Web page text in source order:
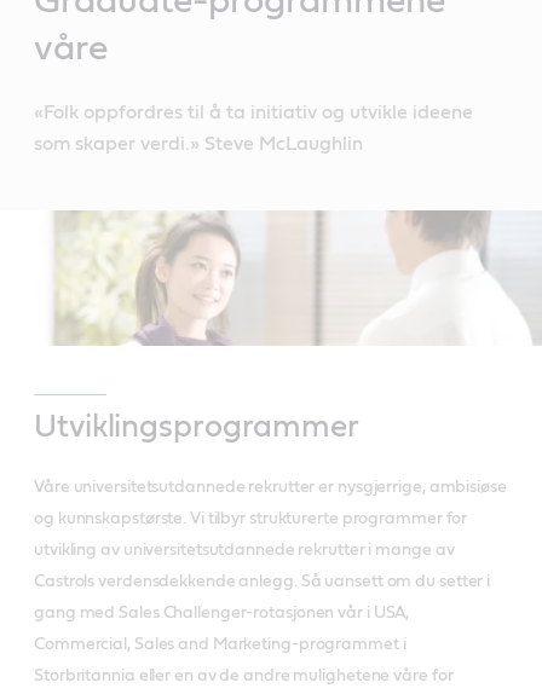
våre
«Folk oppfordres til å ta initiativ og utvikle ideene
som skaper verdi.» Steve McLaughlin
Utviklingsprogrammer
Våre universitetsutdannede rekrutter er nysgjerrige, ambisiøse
og kunnskapstørste. Vi tilbyr strukturerte programmer for
utvikling av universitetsutdannede rekrutter i mange av
Castrols verdensdekkende anlegg. Så uansett om du setter i
gang med Sales Challenger-rotasjonen vår i USA,
Commercial, Sales and Marketing-programmet i
Storbritannia eller en av de andre mulighetene våre for